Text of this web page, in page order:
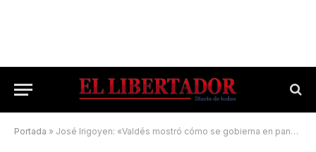
Portada » José Irigoyen: «Valdés mostró cómo se gobierna en pandemia»